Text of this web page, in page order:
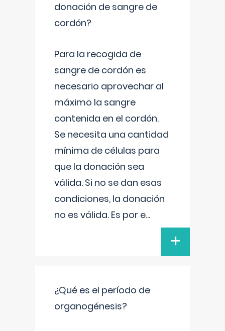
donación de sangre de
cordón?
Para la recogida de
sangre de cordón es
necesario aprovechar al
máximo la sangre
contenida en el cordón.
Se necesita una cantidad
mínima de células para
que la donación sea
válida. Si no se dan esas
condiciones, la donación
no es válida. Es por e...
+
¿Qué es el período de
organogénesis?